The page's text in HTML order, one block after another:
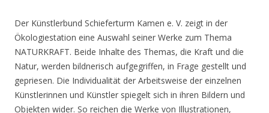
Der Künstlerbund Schieferturm Kamen e. V. zeigt in der
Ökologiestation eine Auswahl seiner Werke zum Thema
NATURKRAFT. Beide Inhalte des Themas, die Kraft und die
Natur, werden bildnerisch aufgegriffen, in Frage gestellt und
gepriesen. Die Individualität der Arbeitsweise der einzelnen
Künstlerinnen und Künstler spiegelt sich in ihren Bildern und
Objekten wider. So reichen die Werke von Illustrationen,